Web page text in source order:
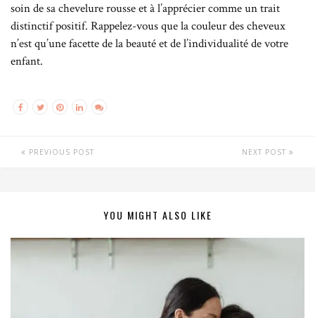
soin de sa chevelure rousse et à l’apprécier comme un trait
distinctif positif. Rappelez-vous que la couleur des cheveux
n’est qu’une facette de la beauté et de l’individualité de votre
enfant.
PREVIOUS POST NEXT POST
YOU MIGHT ALSO LIKE